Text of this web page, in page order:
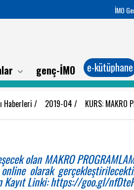
İMO
genç-İMO e-kütüphane
Haberleri / 2019-04 / KURS: MAKRO
olan MAKRO
olarak
Kayıt Linki: https://goo.gl/